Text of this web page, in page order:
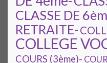
CLASSE DE
RETRAITE-
COLLEGE
COURS (3ème)-